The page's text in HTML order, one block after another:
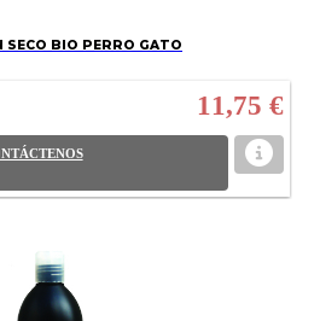
SECO BIO PERRO GATO
11,75 €